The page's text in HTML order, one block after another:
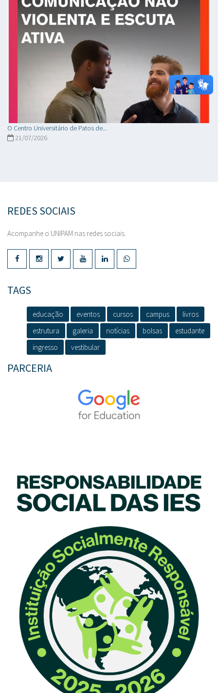
O Centro Universitário de Patos de...
21/07/2026
REDES SOCIAIS
Acompanhe o UNIPAM nas redes sociais.
TAGS
educação eventos cursos campus
livros
estrutura
galeria notícias bolsas
estudante
ingresso
vestibular
PARCERIA